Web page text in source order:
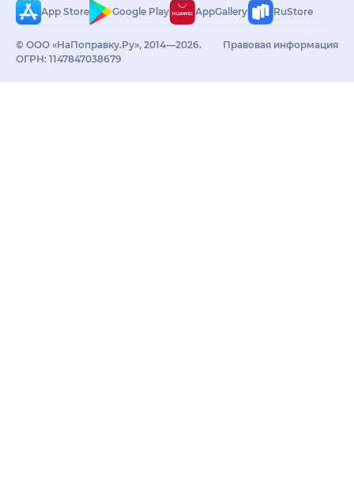
App Store
Google Play AppGallery RuStore
© ООО «НаПоправку.Ру», 2014—2026.
ОГРН: 1147847038679
Правовая информация